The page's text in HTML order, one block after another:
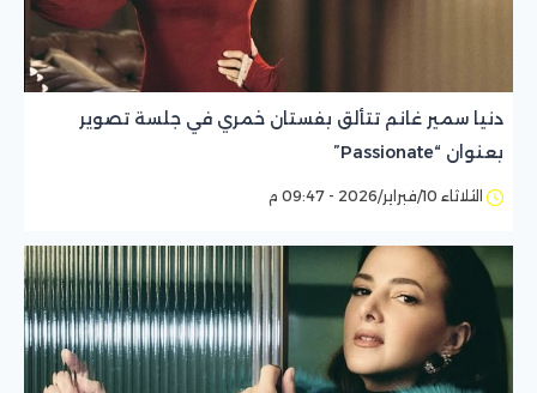
دنيا سمير غانم تتألق بفستان خمري في جلسة تصوير
بعنوان “Passionate”
الثلاثاء 10/فبراير/2026 - 09:47 م